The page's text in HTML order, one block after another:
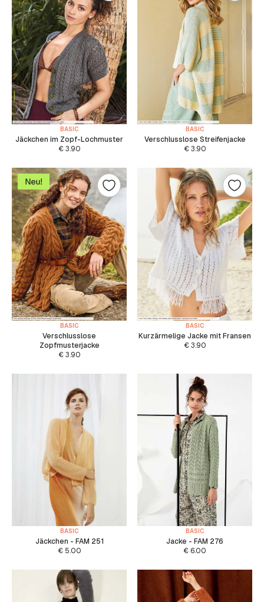
BASIC
Jäckchen im Zopf-Lochmuster
€3.90
BASIC
Verschlusslose Streifenjacke
€3.90
BASIC
Verschlusslose
Zopfmusterjacke
€3.90
BASIC
Kurzärmelige Jacke mit Fransen
€3.90
BASIC
Jäckchen - FAM 251
€5.00
BASIC
Jacke - FAM 276
€ 6.00